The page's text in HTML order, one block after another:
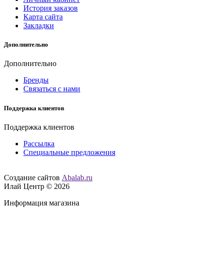
История заказов
Карта сайта
Закладки
Дополнительно
Дополнительно
Бренды
Связаться с нами
Поддержка клиентов
Поддержка клиентов
Рассылка
Специальные предложения
Создание сайтов Abalab.ru
Илай Центр © 2026
Информация магазина